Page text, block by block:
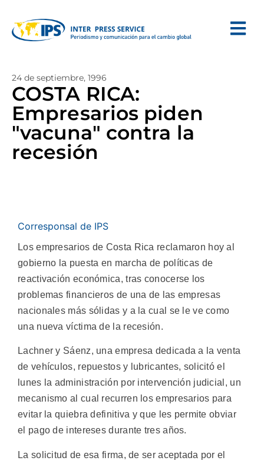
24 de septiembre, 1996
COSTA RICA:
Empresarios piden
"vacuna" contra la
recesión
Corresponsal de IPS
Los empresarios de Costa Rica reclamaron hoy al
gobierno la puesta en marcha de políticas de
reactivación económica, tras conocerse los
problemas financieros de una de las empresas
nacionales más sólidas y a la cual se le ve como
una nueva víctima de la recesión.
Lachner y Sáenz, una empresa dedicada a la venta
de vehículos, repuestos y lubricantes, solicitó el
lunes la administración por intervención judicial, un
mecanismo al cual recurren los empresarios para
evitar la quiebra definitiva y que les permite obviar
el pago de intereses durante tres años.
La solicitud de esa firma, de ser aceptada por el